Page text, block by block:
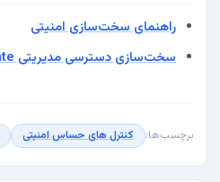
راهنمای سخت‌سازی امنیتی
سخت‌سازی دسترسی مدیریتی FortiGate
برچسب‌ها: کنترل های حساس امنیتی